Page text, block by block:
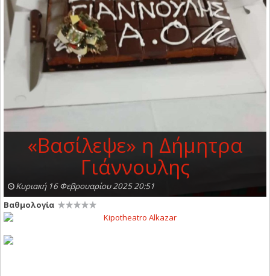
«Βασίλεψε» η Δήμητρα
Γιάννουλης
Κυριακή 16 Φεβρουαρίου 2025 20:51
Βαθμολογία